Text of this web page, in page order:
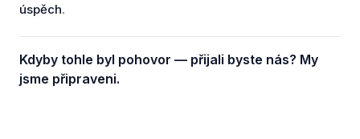
úspěch.
Kdyby tohle byl pohovor — přijali byste nás? My
jsme připraveni.